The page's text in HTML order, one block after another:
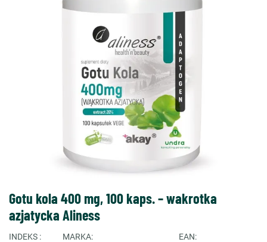
Gotu kola 400 mg, 100 kaps. – wakrotka
azjatycka Aliness
INDEKS
MARKA
EAN